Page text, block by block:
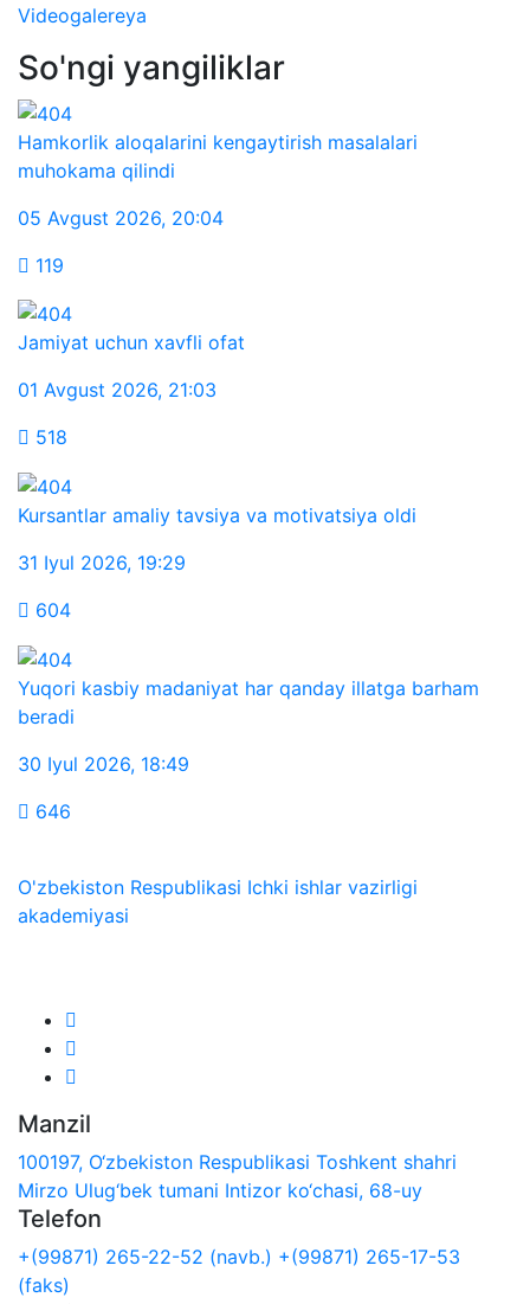
Videogalereya
So'ngi yangiliklar
Hamkorlik aloqalarini kengaytirish masalalari
muhokama qilindi
05 Avgust 2026, 20:04
119
Jamiyat uchun xavfli ofat
01 Avgust 2026, 21:03
518
Kursantlar amaliy tavsiya va motivatsiya oldi
31 Iyul 2026, 19:29
604
Yuqori kasbiy madaniyat har qanday illatga barham
beradi
30 Iyul 2026, 18:49
646
O'zbekiston Respublikasi Ichki ishlar vazirligi
akademiyasi
Manzil
100197, O‘zbekiston Respublikasi Toshkent shahri
Mirzo Ulug‘bek tumani Intizor ko‘chasi, 68-uy
Telefon
+(99871) 265-22-52 (navb.) +(99871) 265-17-53
(faks)